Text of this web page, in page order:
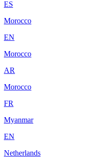
ES
Morocco
EN
Morocco
AR
Morocco
FR
Myanmar
EN
Netherlands